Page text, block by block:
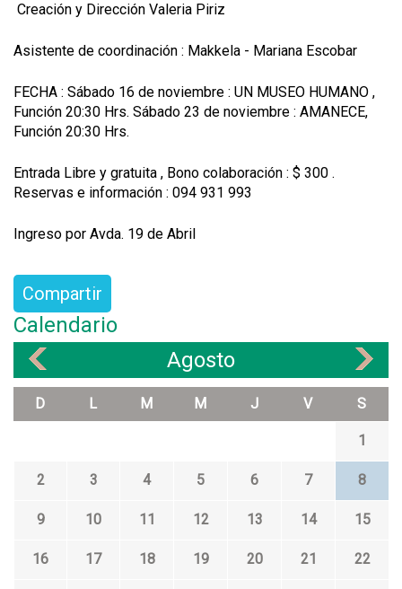
Creación y Dirección Valeria Piriz
Asistente de coordinación : Makkela - Mariana Escobar
FECHA : Sábado 16 de noviembre : UN MUSEO HUMANO ,
Función 20:30 Hrs. Sábado 23 de noviembre : AMANECE,
Función 20:30 Hrs.
Entrada Libre y gratuita , Bono colaboración : $ 300 .
Reservas e información : 094 931 993
Ingreso por Avda. 19 de Abril
Compartir
Calendario
Agosto
D L M M J V S
1
2 3 4 5 6 7 8
9 10 11 12 13 14 15
16 17 18 19 20 21 22